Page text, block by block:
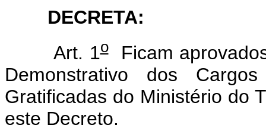
DECRETA:
Art. 1oFicam
Demonstrativo dos
Gratificadas do Ministério do
este Decreto.